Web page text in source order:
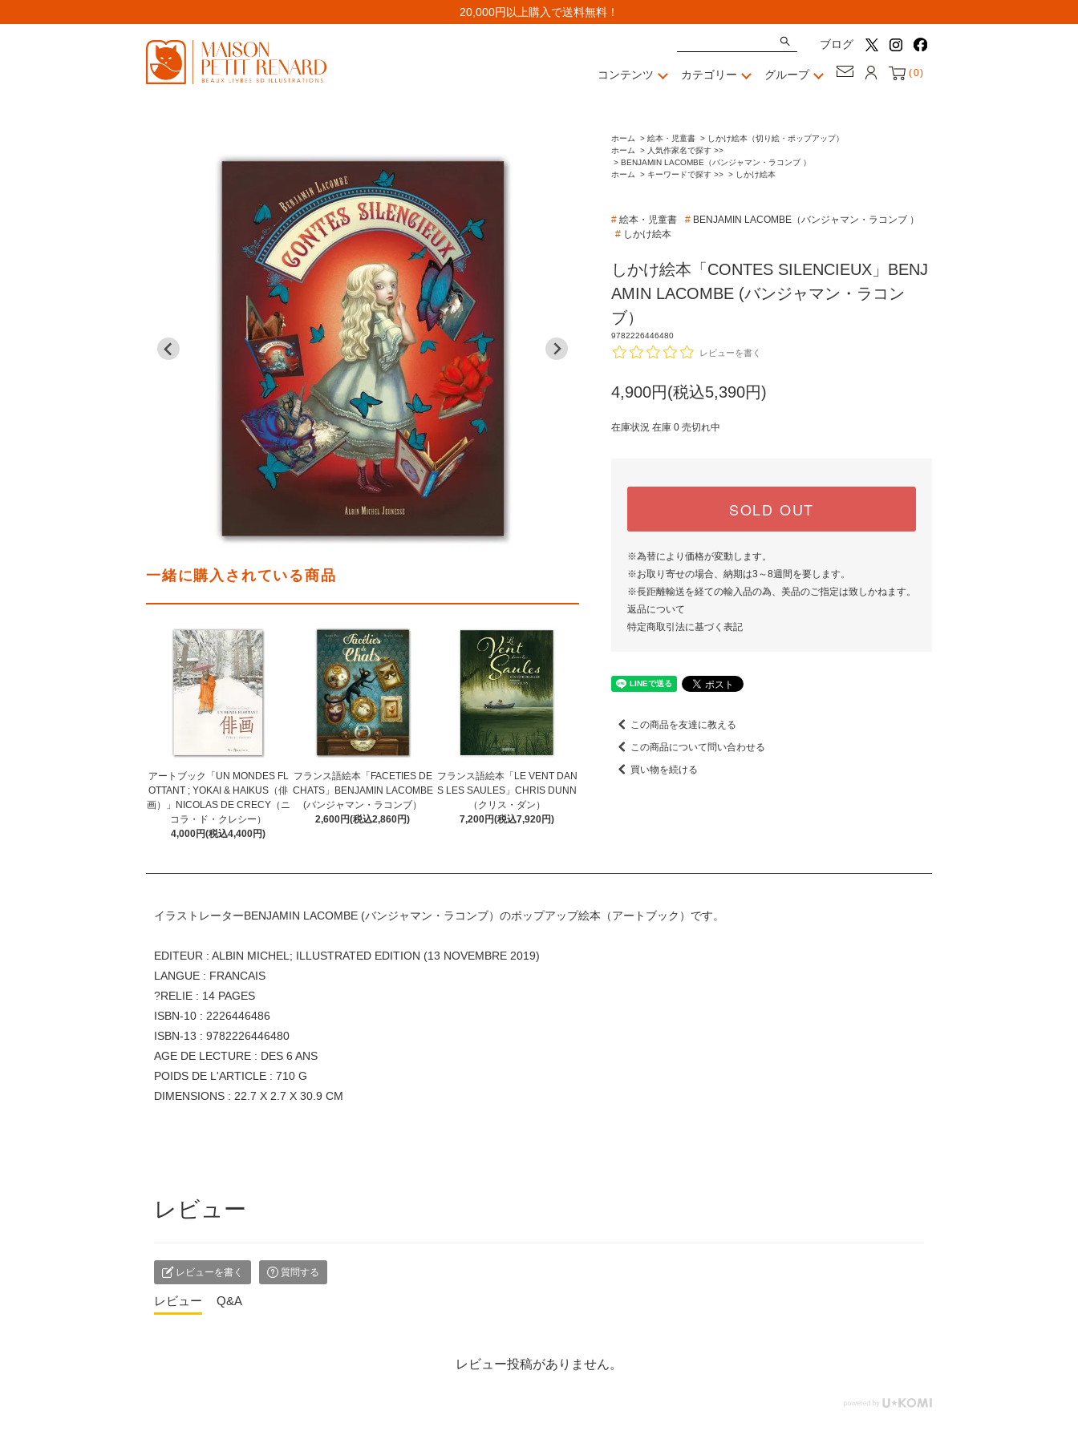
20,000円以上購入で送料無料！
ブログ
コンテンツ カテゴリー グループ (0)
一緒に購入されている商品
アートブック「UN MONDES FL
OTTANT ; YOKAI & HAIKUS（俳
画）」NICOLAS DE CRECY（ニ
コラ・ド・クレシー）
4,000円(税込4,400円)
フランス語絵本「FACETIES DE
CHATS」BENJAMIN LACOMBE
(バンジャマン・ラコンブ）
2,600円(税込2,860円)
フランス語絵本「LE VENT DAN
S LES SAULES」CHRIS DUNN
（クリス・ダン）
7,200円(税込7,920円)
ホーム > 絵本・児童書 > しかけ絵本（切り絵・ポップアップ）
ホーム
> 人気作家名で探す >>
> BENJAMIN LACOMBE（バンジャマン・ラコンブ ）
ホーム
> キーワードで探す >> > しかけ絵本
# 絵本・児童書 # BENJAMIN LACOMBE（バンジャマン・ラコンブ ）
# しかけ絵本
しかけ絵本「CONTES SILENCIEUX」BENJ
AMIN LACOMBE (バンジャマン・ラコン
ブ）
9782226446480
レビューを書く
4,900円(税込5,390円)
在庫状況 在庫 0 売切れ中
SOLD OUT
※為替により価格が変動します。
※お取り寄せの場合、納期は3～8週間を要します。
※長距離輸送を経ての輸入品の為、美品のご指定は致しかねます。
返品について
特定商取引法に基づく表記
この商品を友達に教える
この商品について問い合わせる
買い物を続ける
イラストレーターBENJAMIN LACOMBE (バンジャマン・ラコンブ）のポップアップ絵本（アートブック）です。
EDITEUR : ALBIN MICHEL; ILLUSTRATED EDITION (13 NOVEMBRE 2019)
LANGUE : FRANCAIS
?RELIE : 14 PAGES
ISBN-10 : 2226446486
ISBN-13 : 9782226446480
AGE DE LECTURE : DES 6 ANS
POIDS DE L'ARTICLE : 710 G
DIMENSIONS : 22.7 X 2.7 X 30.9 CM
レビュー
レビューを書く 質問する
レビュー Q&A
レビュー投稿がありません。